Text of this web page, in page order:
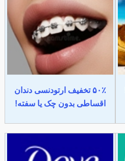
۵۰٪ تخفیف ارتودنسی دندان
اقساطی بدون چک یا سفته!